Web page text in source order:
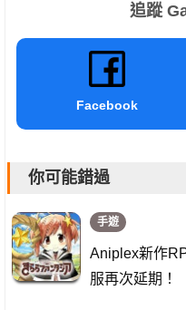
追蹤
Facebook
你可能錯過
手遊
Aniplex新作
服再次延期！